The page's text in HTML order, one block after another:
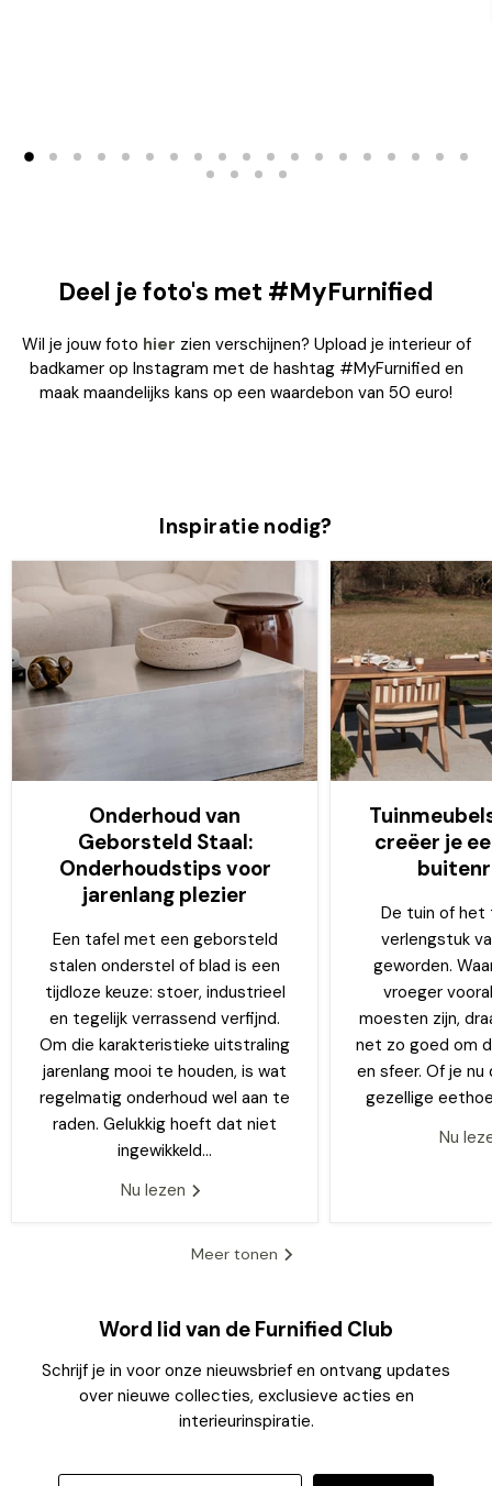
Deel je foto's met #MyFurnified
Wil je jouw foto hier zien verschijnen? Upload je interieur of
badkamer op Instagram met de hashtag #MyFurnified en
maak maandelijks kans op een waardebon van 50 euro!
Inspiratie nodig?
Onderhoud van
Geborsteld Staal:
Onderhoudstips voor
jarenlang plezier
Een tafel met een geborsteld
stalen onderstel of blad is een
tijdloze keuze: stoer, industrieel
en tegelijk verrassend verfijnd.
Om die karakteristieke uitstraling
jarenlang mooi te houden, is wat
regelmatig onderhoud wel aan te
raden. Gelukkig hoeft dat niet
ingewikkeld...
Nu lezen
creëer je
De tuin of het
verlengstuk
geworden.
vroeger
moesten zijn,
net zo goed om
en sfeer. Of je
gezellige
Nu
Meer tonen
Word lid van de Furnified Club
Schrijf je in voor onze nieuwsbrief en ontvang updates
over nieuwe collecties, exclusieve acties en
interieurinspiratie.